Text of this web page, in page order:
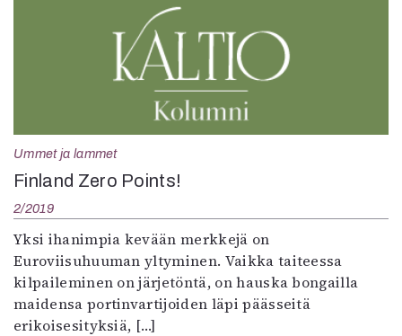
Ummet ja lammet
Finland Zero Points!
2/2019
Yksi ihanimpia kevään merkkejä on
Euroviisuhuuman yltyminen. Vaikka taiteessa
kilpaileminen on järjetöntä, on hauska bongailla
maidensa portinvartijoiden läpi päässeitä
erikoisesityksiä, […]